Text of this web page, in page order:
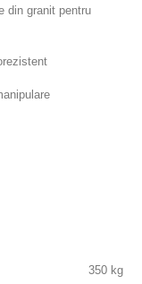
din granit pentru
350 kg